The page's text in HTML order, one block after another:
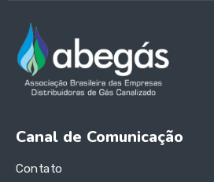
Canal de Comunicação
Contato